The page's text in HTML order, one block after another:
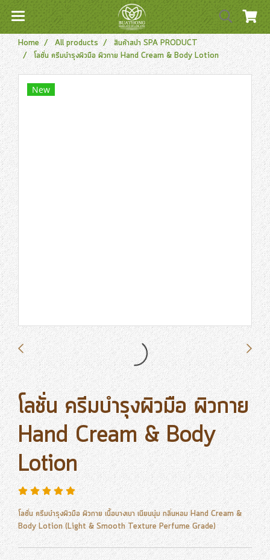
Home All products
สินค้าสปา SPA PRODUCT
โลชั่น ครีมบำรุงผิวมือ ผิวกาย Hand Cream & Body Lotion
New
โลชั่น ครีมบำรุงผิวมือ ผิวกาย
Hand Cream & Body
Lotion
โลชั่น ครีมบำรุงผิวมือ ผิวกาย เนื้อบางเบา เนียนนุ่ม กลิ่นหอม Hand Cream &
Body Lotion (Light & Smooth Texture Perfume Grade)